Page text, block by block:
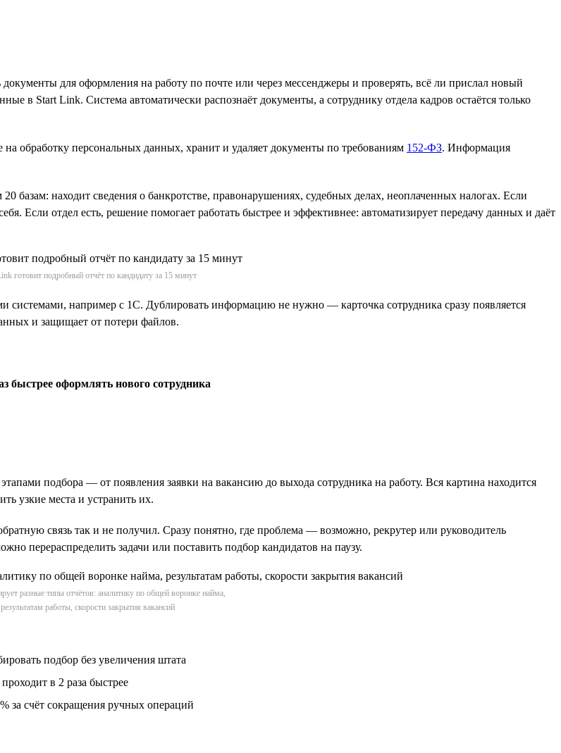
для оформления на работу по почте или через мессенджеры и проверять, всё ли прислал новый
в Start Link. Система автоматически распознаёт документы, а сотруднику отдела кадров остаётся только
на обработку персональных данных, хранит и удаляет документы по требованиям 152-ФЗ. Информация
базам: находит сведения о банкротстве, правонарушениях, судебных делах, неоплаченных налогах. Если
Если отдел есть, решение помогает работать быстрее и эффективнее: автоматизирует передачу данных и даёт
готовит подробный отчёт по кандидату за 15 минут
системами, например с 1С. Дублировать информацию не нужно — карточка сотрудника сразу появляется
и защищает от потери файлов.
быстрее оформлять нового сотрудника
подбора — от появления заявки на вакансию до выхода сотрудника на работу. Вся картина находится
узкие места и устранить их.
связь так и не получил. Сразу понятно, где проблема — возможно, рекрутер или руководитель
перераспределить задачи или поставить подбор кандидатов на паузу.
разные типы отчётов: аналитику по общей воронке найма,
результатам работы, скорости закрытия вакансий
подбор без увеличения штата
в 2 раза быстрее
за счёт сокращения ручных операций